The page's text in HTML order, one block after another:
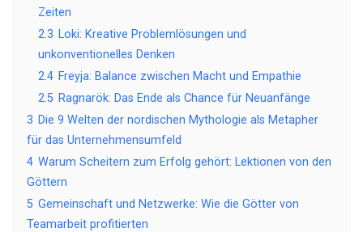
Zeiten
2.3 Loki: Kreative Problemlösungen und
unkonventionelles Denken
2.4 Freyja: Balance zwischen Macht und Empathie
2.5 Ragnarök: Das Ende als Chance für Neuanfänge
3 Die 9 Welten der nordischen Mythologie als Metapher
für das Unternehmensumfeld
4 Warum Scheitern zum Erfolg gehört: Lektionen von den
Göttern
5 Gemeinschaft und Netzwerke: Wie die Götter von
Teamarbeit profitierten